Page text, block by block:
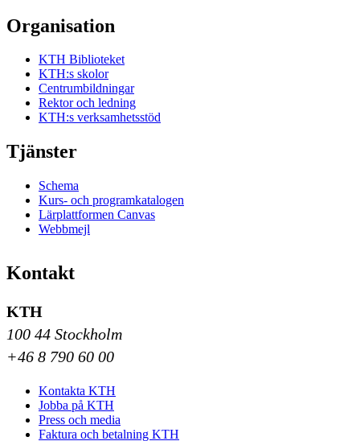
Organisation
KTH Biblioteket
KTH:s skolor
Centrumbildningar
Rektor och ledning
KTH:s verksamhetsstöd
Tjänster
Schema
Kurs- och programkatalogen
Lärplattformen Canvas
Webbmejl
Kontakt
KTH
100 44 Stockholm
+46 8 790 60 00
Kontakta KTH
Jobba på KTH
Press och media
Faktura och betalning KTH